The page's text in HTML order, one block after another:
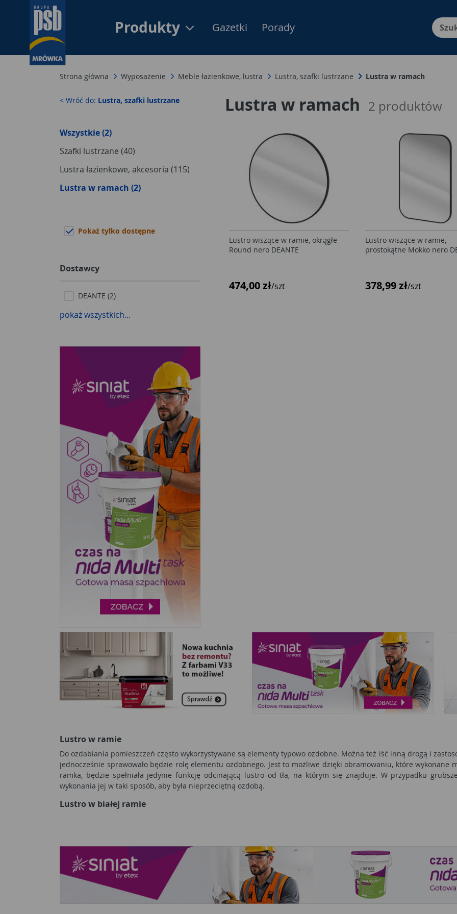
Produkty Menu Produktów,
Gazetki Porady
Strona główna Wyposażenie Meble łazienkowe, lustra Lustra, szafki lustrzane Lustra w ramach
< Wróć do: Lustra, szafki lustrzane
Wszystkie (2)
Szafki lustrzane (40)
Lustra łazienkowe, akcesoria (115)
Lustra w ramach (2)
Pokaż tylko dostępne
Dostawcy
DEANTE (2)
pokaż wszystkich...
Lustra w ramach 2 produktów
Lustro wiszące w ramie, okrągłe
Round nero DEANTE
474,00 zł/szt
Lustro wiszące w ramie,
prostokątne Mokko nero
378,99 zł/szt
Lustro w ramie
Do ozdabiania pomieszczeń często wykorzystywane są elementy typowo ozdobne. Można też iść inną drogą i
jednocześnie sprawowało będzie rolę elementu ozdobnego. Jest to możliwe dzięki obramowaniu, które wykonane
ramka, będzie spełniała jedynie funkcję odcinającą lustro od tła, na którym się znajduje. W przypadku
wykonania jej w taki sposób, aby była nieprzeciętną ozdobą.
Lustro w białej ramie
Lustro w białej ramie dobrze będzie się prezentowało na ciemnych połaciach, ponieważ zapewni odpowiedni
Lustro w czarnej ramie
Lustro w czarnej ramie wymaga pewnych wyrzeczeń. Przede wszystkim, nie jest łatwe w dopasowaniu do innych
umiejscowione zostanie na ciemnej ścianie, nie będzie to wyglądało zbyt efektownie, dlatego lepszym miejscem
kurzu, który na czarnym kolorze jest bardziej widoczny, przez co lustro będzie wymagało częstego czyszczenia.